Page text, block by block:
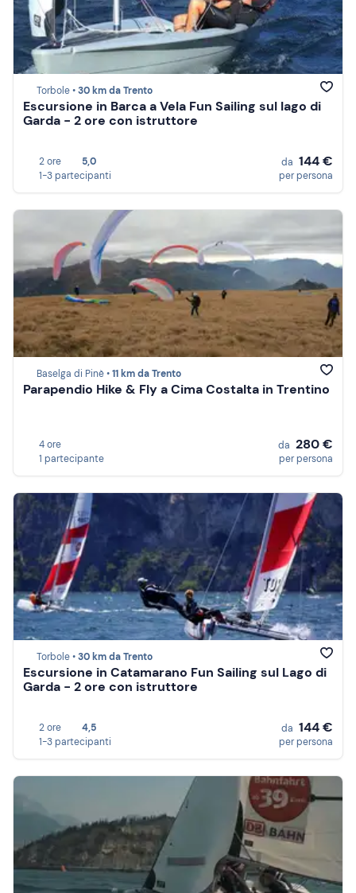
Torbole •30 km da Trento
Escursione in Barca a Vela Fun Sailing sul lago di
Garda - 2 ore con istruttore
2 ore
5,0
1-3 partecipanti
da 144 €
per persona
Baselga di Pinè •11 km da Trento
Parapendio Hike & Fly a Cima Costalta in Trentino
4 ore
1 partecipante
da 280 €
per persona
Torbole •30 km da Trento
Escursione in Catamarano Fun Sailing sul Lago di
Garda - 2 ore con istruttore
2 ore
4,5
1-3 partecipanti
da 144 €
per persona